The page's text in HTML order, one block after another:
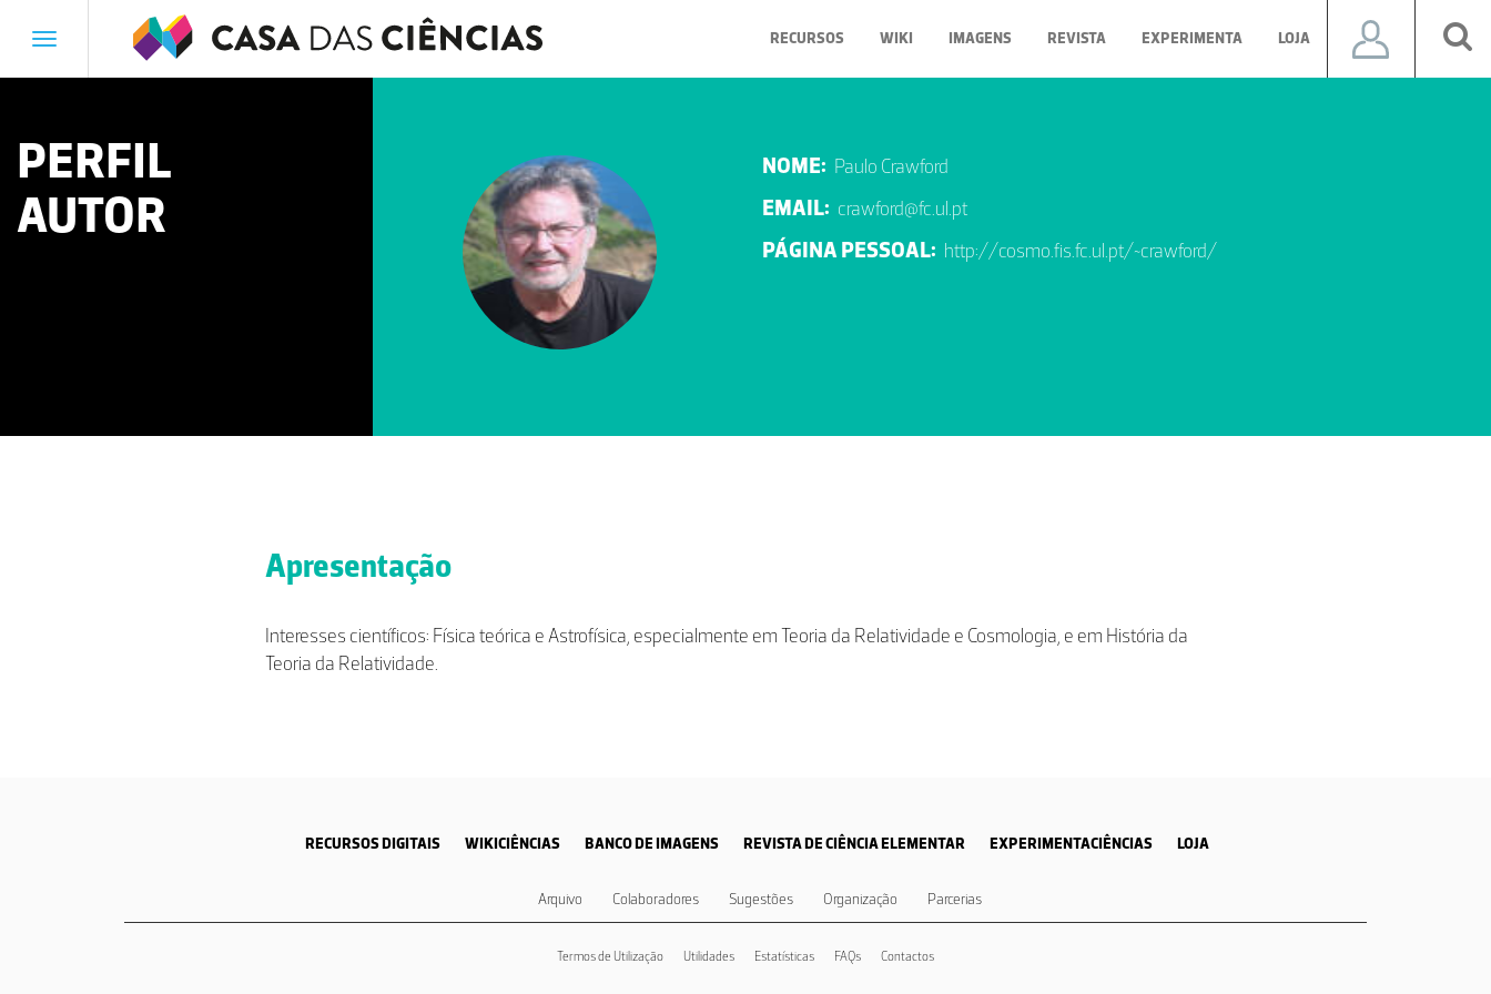
Toggle
RECURSOS WIKI IMAGENS REVISTA EXPERIMENTA LOJA
PERFIL
AUTOR
NOME: Paulo Crawford
EMAIL: crawford@fc.ul.pt
PÁGINA PESSOAL: http://cosmo.fis.fc.ul.pt/~crawford/
Apresentação
Interesses científicos: Física teórica e Astrofísica, especialmente em Teoria da Relatividade e Cosmologia, e em História da
Teoria da Relatividade.
RECURSOS DIGITAIS WIKICIÊNCIAS BANCO DE IMAGENS REVISTA DE CIÊNCIA ELEMENTAR EXPERIMENTACIÊNCIAS LOJA
Arquivo Colaboradores Sugestões Organização Parcerias
Termos de Utilização Utilidades Estatísticas FAQs Contactos